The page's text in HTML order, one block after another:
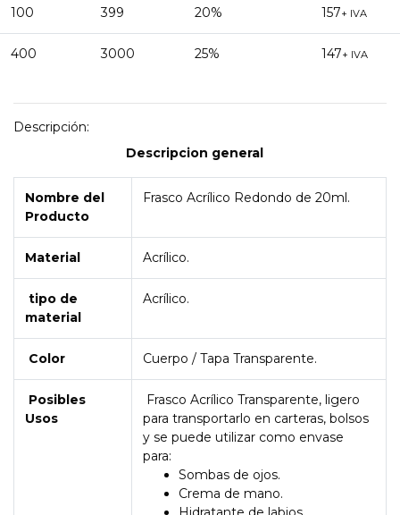
100 399 20% 157+ IVA
400 3000 25% 147+ IVA
Descripción:
Descripcion general
Nombre del
Producto
Frasco Acrílico Redondo de 20ml.
Material Acrílico.
tipo de
material
Acrílico.
Color Cuerpo / Tapa Transparente.
Posibles
Usos
Frasco Acrílico Transparente, ligero
para transportarlo en carteras, bolsos
y se puede utilizar como envase
para:
Sombas de ojos.
Crema de mano.